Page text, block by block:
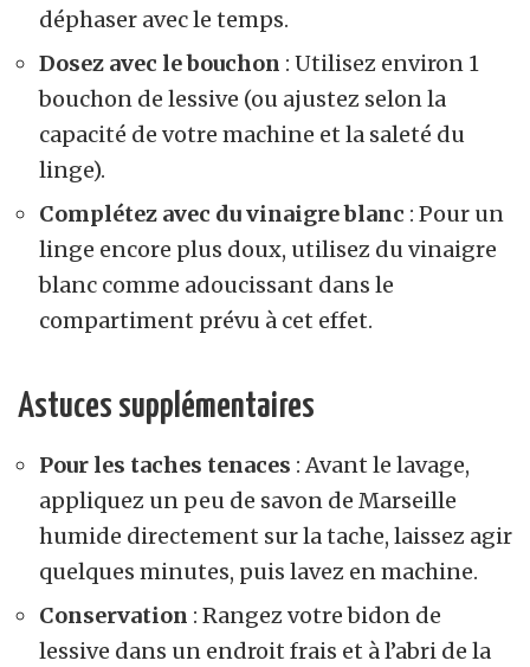
déphaser avec le temps.
Dosez avec le bouchon : Utilisez environ 1
bouchon de lessive (ou ajustez selon la
capacité de votre machine et la saleté du
linge).
Complétez avec du vinaigre blanc : Pour un
linge encore plus doux, utilisez du vinaigre
blanc comme adoucissant dans le
compartiment prévu à cet effet.
Astuces supplémentaires
Pour les taches tenaces : Avant le lavage,
appliquez un peu de savon de Marseille
humide directement sur la tache, laissez agir
quelques minutes, puis lavez en machine.
Conservation : Rangez votre bidon de
lessive dans un endroit frais et à l’abri de la